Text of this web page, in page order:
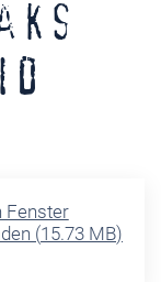
Fenster
(15.73 MB)